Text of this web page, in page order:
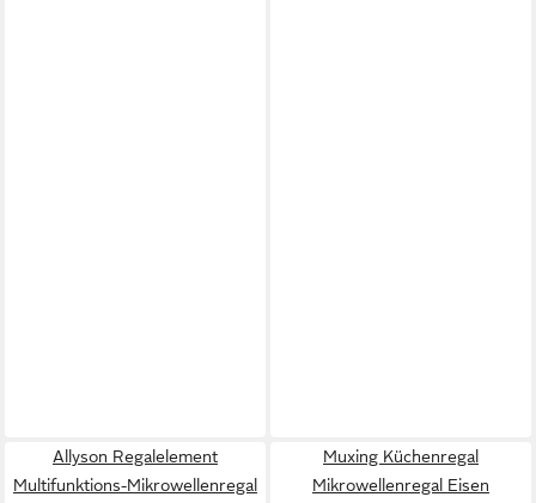
Allyson Regalelement
Multifunktions-Mikrowellenregal
Muxing Küchenregal
Mikrowellenregal Eisen